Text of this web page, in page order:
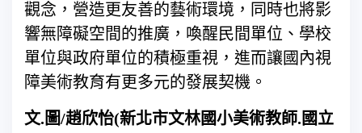
觀念，營造更友善的藝術環境，同時也將影
響無障礙空間的推廣，喚醒民間單位、學校
單位與政府單位的積極重視，進而讓國內視
障美術教育有更多元的發展契機。
文.圖/趙欣怡(新北市文林國小美術教師.國立